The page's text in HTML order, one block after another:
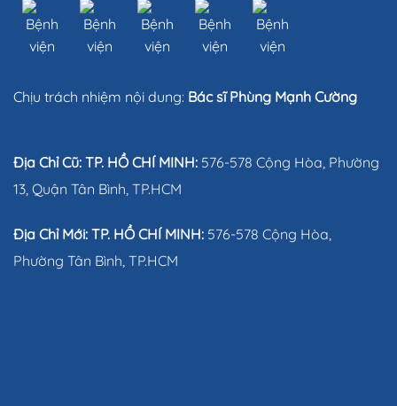
Chịu trách nhiệm nội dung: Bác sĩ Phùng Mạnh Cường
Địa Chỉ Cũ: TP. HỒ CHÍ MINH: 576-578 Cộng Hòa, Phường
13, Quận Tân Bình, TP.HCM
Địa Chỉ Mới: TP. HỒ CHÍ MINH: 576-578 Cộng Hòa,
Phường Tân Bình, TP.HCM